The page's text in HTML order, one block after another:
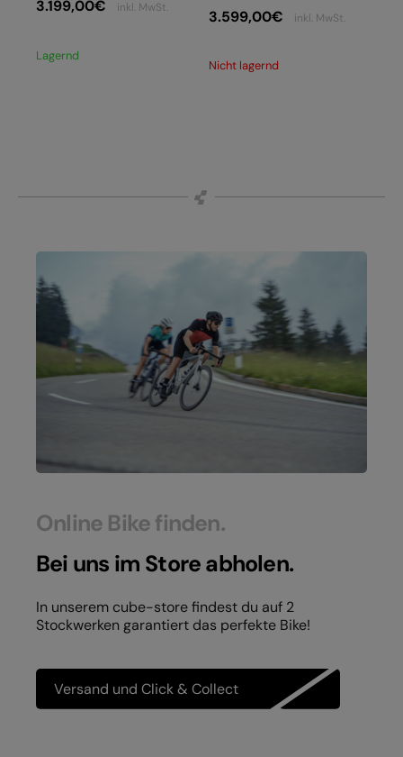
3.199,00€ inkl. MwSt.
Lagernd
3.599,00€ inkl. MwSt.
Nicht lagernd
Online Bike finden.
Bei uns im Store abholen.
In unserem cube-store findest du auf 2
Stockwerken garantiert das perfekte Bike!
Versand und Click & Collect